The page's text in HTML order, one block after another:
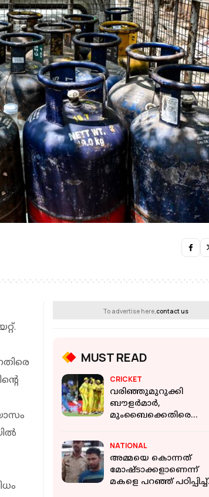
To advertise here, contact us
MUST READ
CRICKET
വരിഞ്ഞുമുറുക്കി
ബൗളര്‍മാര്‍,
മുംബൈക്കെതിരെ
NATIONAL
അമ്മയെ കൊന്നത്
മോഷ്ടാക്കളാണെന്ന്
മകളെ പറഞ്ഞ് പഠിപ്പിച്ച്